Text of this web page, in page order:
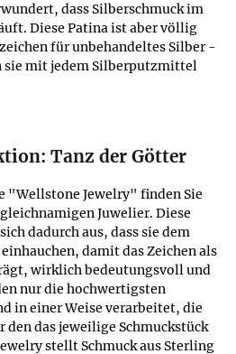
dass Silberschmuck im
Diese Patina ist aber völlig
für unbehandeltes Silber -
sie mit jedem Silberputzmittel
Tanz der Götter
"Wellstone Jewelry" finden Sie
Juwelier. Diese
dadurch aus, dass sie dem
damit das Zeichen als
wirklich bedeutungsvoll und
nur die hochwertigsten
in einer Weise verarbeitet, die
das jeweilige Schmuckstück
stellt Schmuck aus Sterling